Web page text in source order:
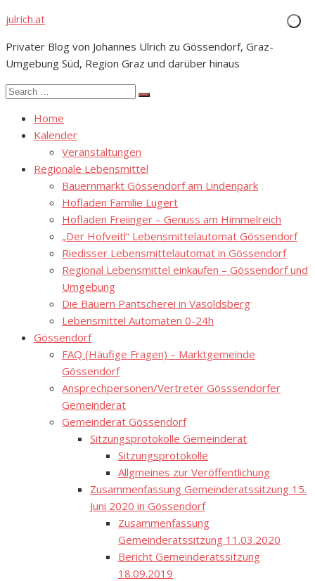
Skip
content
julrich.at
Privater Blog von Johannes Ulrich zu Gössendorf, Graz-
Umgebung Süd, Region Graz und darüber hinaus
Search
Search
Home
Kalender
Veranstaltungen
Regionale Lebensmittel
Bauernmarkt Gössendorf am Lindenpark
Hofladen Familie Lugert
Hofladen Freiinger – Genuss am Himmelreich
„Der Hofveitl“ Lebensmittelautomat Gössendorf
Riedisser Lebensmittelautomat in Gössendorf
Regional Lebensmittel einkaufen – Gössendorf und
Umgebung
Die Bauern Pantscherei in Vasoldsberg
Lebensmittel Automaten 0-24h
Gössendorf
FAQ (Häufige Fragen) – Marktgemeinde
Gössendorf
Ansprechpersonen/Vertreter Gösssendorfer
Gemeinderat
Gemeinderat Gössendorf
Sitzungsprotokolle Gemeinderat
Sitzungsprotokolle
Allgmeines zur Veröffentlichung
Zusammenfassung Gemeinderatssitzung 15.
Juni 2020 in Gössendorf
Zusammenfassung
Gemeinderatssitzung 11.03.2020
Bericht Gemeinderatssitzung
18.09.2019